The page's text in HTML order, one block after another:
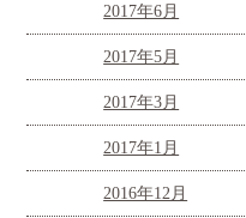
2017年6月
2017年5月
2017年3月
2017年1月
2016年12月